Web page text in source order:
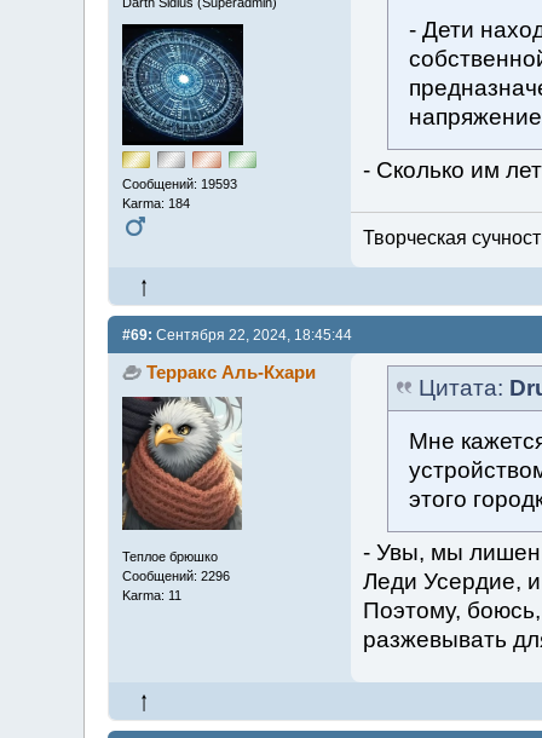
Сообщений: 19593
Karma: 184
- Дети
- Сколько им
Творческая
#69: Сентября 22, 2024, 18:45:44
Терракс Аль-Кхари
Теплое брюшко
Сообщений: 2296
Karma: 11
Цитата:
Мне
этого
- Увы, мы
Леди Усердие,
Поэтому,
разжевывать